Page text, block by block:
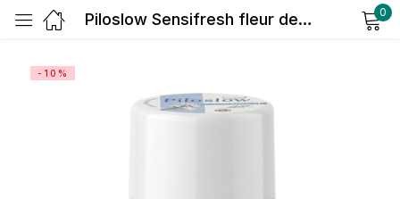
Piloslow Sensifresh fleur de coton: déodorant naturel ralentissant la repousse des poils 0
-10%